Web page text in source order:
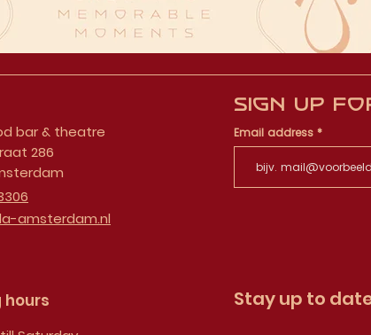
bar & theatre
286
amsterdam.nl
hours
Sign up
Email address
Stay up to